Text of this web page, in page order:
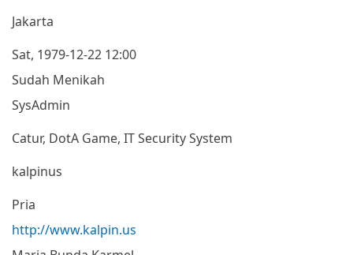
Jakarta
Sat, 1979-12-22 12:00
Sudah Menikah
SysAdmin
Catur, DotA Game, IT Security System
kalpinus
Pria
http://www.kalpin.us